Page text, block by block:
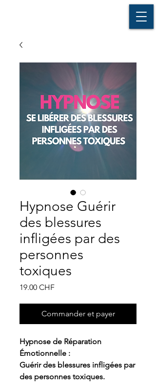
Hypnose Guérir
des blessures
infligées par des
personnes
toxiques
19.00 CHFPrix
Commander et payer
Hypnose de Réparation
Émotionnelle :
Guérir des blessures infligées par
des personnes toxiques.